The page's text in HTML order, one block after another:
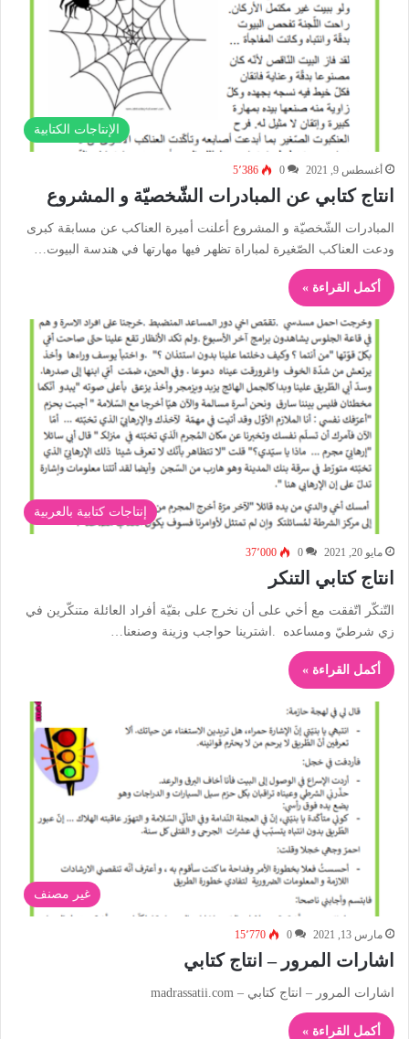
الإنتاجات الكتابية
أغسطس 9, 2021 0 5٬386
انتاج كتابي عن المبادرات الشّخصيّة و المشروع
المبادرات الشّخصيّة و المشروع أعلنت أميرة العناكب عن مسابقة كبرى
ودعت العناكب الصّغيرة لمباراة تظهر فيها مهارتها في هندسة البيوت…
أكمل القراءة »
إنتاجات كتابية بالعربية
مايو 20, 2021 0 37٬000
انتاج كتابي التنكر
التّنكّر اتّفقت مع أخي على أن نخرج على بقيّة أفراد العائلة متنكّرين في
زي شرطيّ ومساعده .اشترينا حواجب وزينة وصنعنا…
أكمل القراءة »
غير مصنف
مارس 13, 2021 0 15٬770
اشارات المرور – انتاج كتابي
اشارات المرور – انتاج كتابي – madrassatii.com
أكمل القراءة »